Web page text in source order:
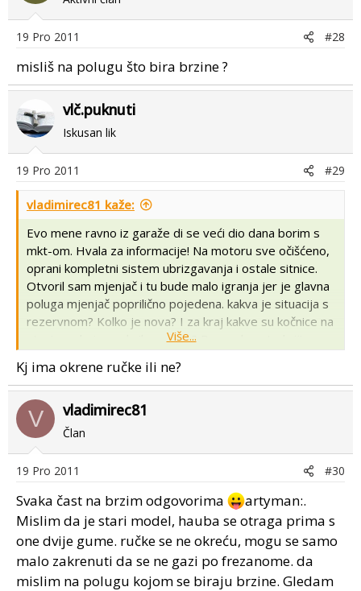
19 Pro 2011 #28
misliš na polugu što bira brzine ?
vlč.puknuti
Iskusan lik
19 Pro 2011 #29
vladimirec81 kaže:
Evo mene ravno iz garaže di se veći dio dana borim s
mkt-om. Hvala za informacije! Na motoru sve očišćeno,
oprani kompletni sistem ubrizgavanja i ostale sitnice.
Otvoril sam mjenjač i tu bude malo igranja jer je glavna
poluga mjenjač poprilično pojedena. kakva je situacija s
rezervnom? Kolko je nova? I za kraj kakve su kočnice na
stroju s obzirom da ih nemam? Prema konstrukciji
mrcina ko sam vrag . Onaj mali od 8 ks je igračka prema
ovom. :mrgreen:
Više...
Kj ima okrene ručke ili ne?
V vladimirec81
Član
19 Pro 2011 #30
Svaka čast na brzim odgovorima
artyman:.
Mislim da je stari model, hauba se otraga prima s
one dvije gume. ručke se ne okreću, mogu se samo
malo zakrenuti da se ne gazi po frezanome. da
mislim na polugu kojom se biraju brzine. Gledam